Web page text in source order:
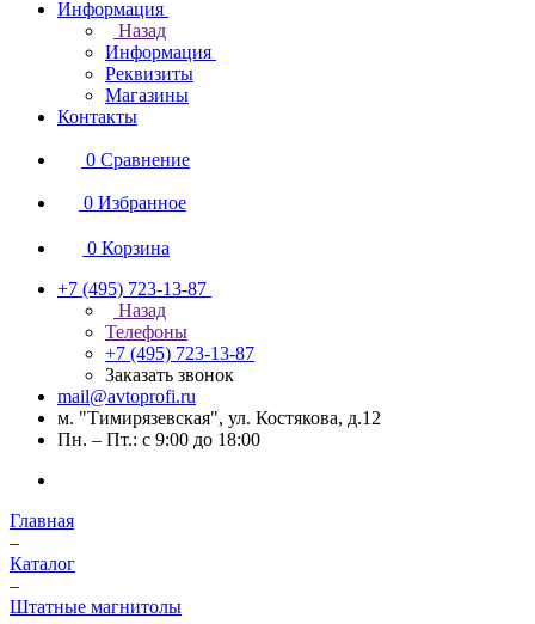
Информация
Назад
Информация
Реквизиты
Магазины
Контакты
0 Сравнение
0 Избранное
0 Корзина
+7 (495) 723-13-87
Назад
Телефоны
+7 (495) 723-13-87
Заказать звонок
mail@avtoprofi.ru
м. "Тимирязевская", ул. Костякова, д.12
Пн. – Пт.: с 9:00 до 18:00
Главная
–
Каталог
–
Штатные магнитолы